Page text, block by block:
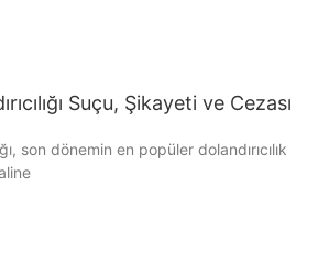
Suçu, Şikayeti ve Cezası
son dönemin en popüler dolandırıcılık